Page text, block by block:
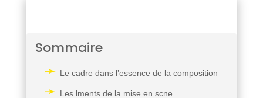
Sommaire
Le cadre dans l’essence de la composition
Les lments de la mise en scne